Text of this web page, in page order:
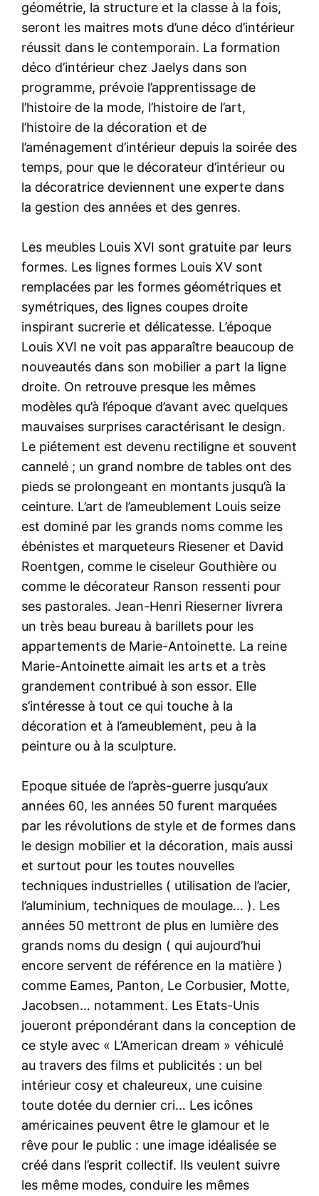
géométrie, la structure et la classe à la fois,
seront les maitres mots d’une déco d’intérieur
réussit dans le contemporain. La formation
déco d’intérieur chez Jaelys dans son
programme, prévoie l’apprentissage de
l’histoire de la mode, l’histoire de l’art,
l’histoire de la décoration et de
l’aménagement d’intérieur depuis la soirée des
temps, pour que le décorateur d’intérieur ou
la décoratrice deviennent une experte dans
la gestion des années et des genres.
Les meubles Louis XVI sont gratuite par leurs
formes. Les lignes formes Louis XV sont
remplacées par les formes géométriques et
symétriques, des lignes coupes droite
inspirant sucrerie et délicatesse. L’époque
Louis XVI ne voit pas apparaître beaucoup de
nouveautés dans son mobilier a part la ligne
droite. On retrouve presque les mêmes
modèles qu’à l’époque d’avant avec quelques
mauvaises surprises caractérisant le design.
Le piétement est devenu rectiligne et souvent
cannelé ; un grand nombre de tables ont des
pieds se prolongeant en montants jusqu’à la
ceinture. L’art de l’ameublement Louis seize
est dominé par les grands noms comme les
ébénistes et marqueteurs Riesener et David
Roentgen, comme le ciseleur Gouthière ou
comme le décorateur Ranson ressenti pour
ses pastorales. Jean-Henri Rieserner livrera
un très beau bureau à barillets pour les
appartements de Marie-Antoinette. La reine
Marie-Antoinette aimait les arts et a très
grandement contribué à son essor. Elle
s’intéresse à tout ce qui touche à la
décoration et à l’ameublement, peu à la
peinture ou à la sculpture.
Epoque située de l’après-guerre jusqu’aux
années 60, les années 50 furent marquées
par les révolutions de style et de formes dans
le design mobilier et la décoration, mais aussi
et surtout pour les toutes nouvelles
techniques industrielles ( utilisation de l’acier,
l’aluminium, techniques de moulage… ). Les
années 50 mettront de plus en lumière des
grands noms du design ( qui aujourd’hui
encore servent de référence en la matière )
comme Eames, Panton, Le Corbusier, Motte,
Jacobsen… notamment. Les Etats-Unis
joueront prépondérant dans la conception de
ce style avec « L’American dream » véhiculé
au travers des films et publicités : un bel
intérieur cosy et chaleureux, une cuisine
toute dotée du dernier cri… Les icônes
américaines peuvent être le glamour et le
rêve pour le public : une image idéalisée se
créé dans l’esprit collectif. Ils veulent suivre
les même modes, conduire les mêmes